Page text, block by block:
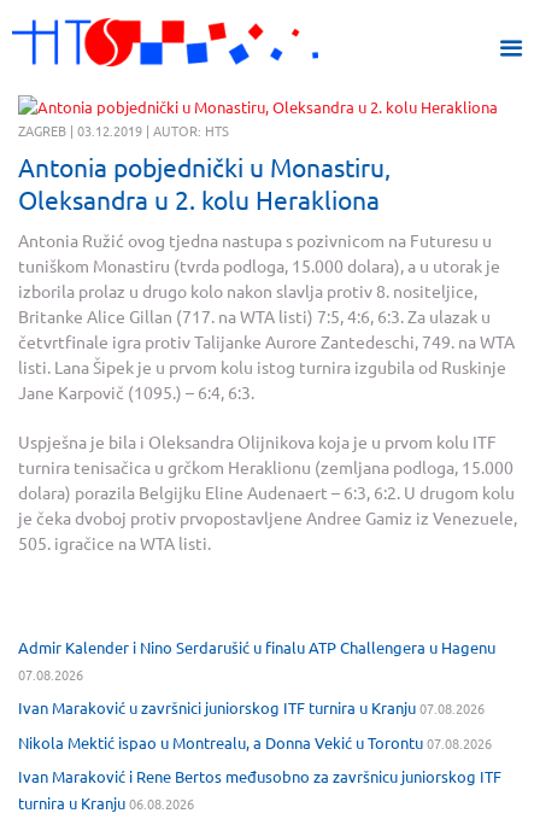
ZAGREB | 03.12.2019 | AUTOR: HTS
Antonia pobjednički u Monastiru,
Oleksandra u 2. kolu Herakliona
Antonia Ružić ovog tjedna nastupa s pozivnicom na Futuresu u
tuniškom Monastiru (tvrda podloga, 15.000 dolara), a u utorak je
izborila prolaz u drugo kolo nakon slavlja protiv 8. nositeljice,
Britanke Alice Gillan (717. na WTA listi) 7:5, 4:6, 6:3. Za ulazak u
četvrtfinale igra protiv Talijanke Aurore Zantedeschi, 749. na WTA
listi. Lana Šipek je u prvom kolu istog turnira izgubila od Ruskinje
Jane Karpovič (1095.) – 6:4, 6:3.
Uspješna je bila i Oleksandra Olijnikova koja je u prvom kolu ITF
turnira tenisačica u grčkom Heraklionu (zemljana podloga, 15.000
dolara) porazila Belgijku Eline Audenaert – 6:3, 6:2. U drugom kolu
je čeka dvoboj protiv prvopostavljene Andree Gamiz iz Venezuele,
505. igračice na WTA listi.
Admir Kalender i Nino Serdarušić u finalu ATP Challengera u Hagenu
07.08.2026
Ivan Maraković u završnici juniorskog ITF turnira u Kranju07.08.2026
Nikola Mektić ispao u Montrealu, a Donna Vekić u Torontu07.08.2026
Ivan Maraković i Rene Bertos međusobno za završnicu juniorskog ITF
turnira u Kranju06.08.2026